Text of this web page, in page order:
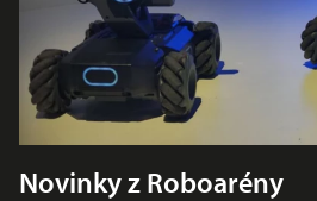
Novinky z Roboarény